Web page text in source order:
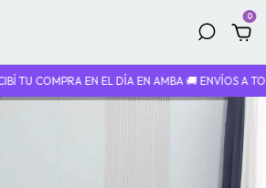
0
COMPRA EN EL DÍA EN AMBA 🚚 ENVÍOS A